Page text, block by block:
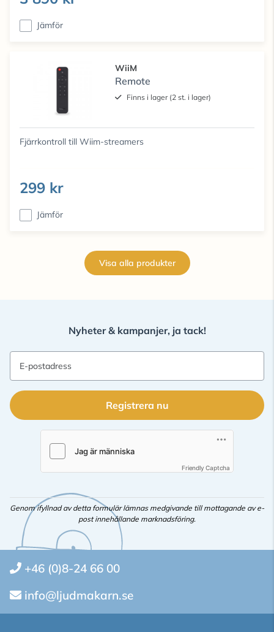
Jämför
WiiM
Remote
Finns i lager (2 st. i lager)
Fjärrkontroll till Wiim-streamers
299 kr
Jämför
Visa alla produkter
Nyheter & kampanjer, ja tack!
E-postadress
Registrera nu
Friendly Captcha
Genom ifyllnad av detta formulär lämnas medgivande till mottagande av e-
post innehållande marknadsföring.
+46 (0)8-24 66 00
info@ljudmakarn.se